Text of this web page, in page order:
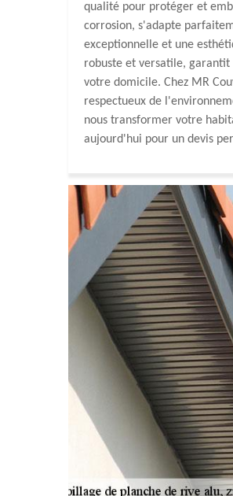
qualité pour protéger et
corrosion, s'adapte
exceptionnelle et une
robuste et versatile,
votre domicile. Chez MR
respectueux de
nous transformer votre
aujourd'hui pour un devis